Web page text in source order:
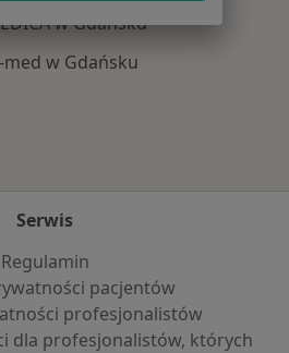
w Gdańsku
med w Gdańsku
Serwis
Regulamin
pacjentów
profesjonalistów
dla profesjonalistów, których